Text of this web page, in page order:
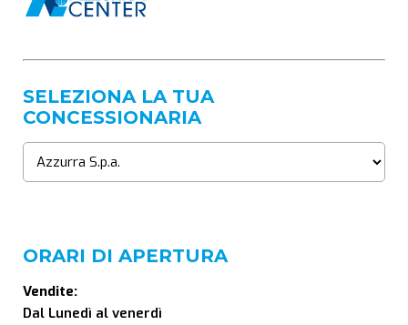
SELEZIONA LA TUA
CONCESSIONARIA
ORARI DI APERTURA
Vendite:
Dal Lunedì al venerdì